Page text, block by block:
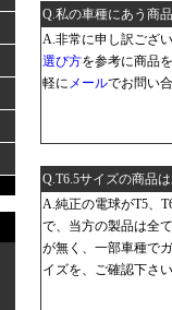
Q.私の車種にあう商
A.非常に申し訳ござ
選び方を参考に商品
軽に メールでお問い
Q.T6.5サイズの商品
A.純正の電球がT5、
で、当方の製品は全
が無く、一部車種で
イズを、ご確認下さい